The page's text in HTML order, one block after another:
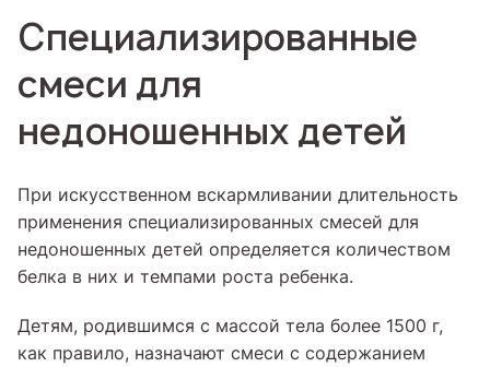
Специализированные
смеси для
недоношенных детей
При искусственном вскармливании длительность
применения специализированных смесей для
недоношенных детей определяется количеством
белка в них и темпами роста ребенка.
Детям, родившимся с массой тела более 1500 г,
как правило, назначают смеси с содержанием